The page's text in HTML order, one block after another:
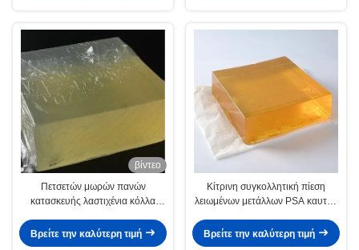
βίντεο
Πετσετών μωρών πανών
κατασκευής λαστιχένια κόλλα
Odorless καυτή
Βρείτε την καλύτερη τιμή
Κίτρινη συγκολλητική πίεση
λειωμένων μετάλλων PSA καυτή -
κεραμιδιών για το έγγραφο τοίχων
Βρείτε την καλύτερη τιμή